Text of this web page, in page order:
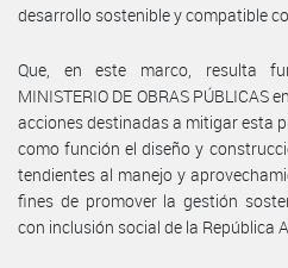
desarrollo sostenible y compatible
Que, en este marco, resulta
MINISTERIO DE OBRAS PÚBLICAS
acciones destinadas a mitigar esta
como función el diseño y
tendientes al manejo y
fines de promover la gestión
con inclusión social de la República